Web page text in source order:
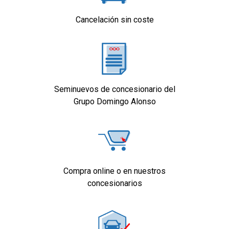
Cancelación sin coste
Seminuevos de concesionario del
Grupo Domingo Alonso
Compra online o en nuestros
concesionarios